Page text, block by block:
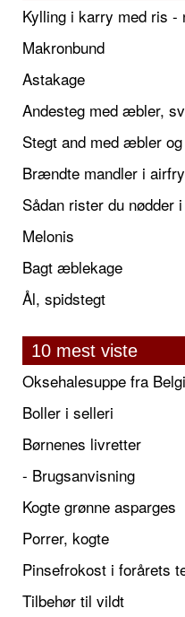
Kylling i karry med ris
Makronbund
Astakage
Stegt and med æbler
Brændte mandler i
Sådan rister du nødder
Melonis
Bagt æblekage
Ål, spidstegt
10 mest viste
Oksehalesuppe fra
Boller i selleri
Børnenes livretter
- Brugsanvisning
Kogte grønne asparges
Porrer, kogte
Pinsefrokost i forårets
Tilbehør til vildt